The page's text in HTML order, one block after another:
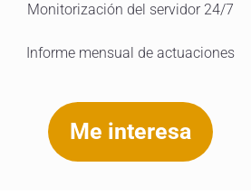
Monitorización del servidor 24/7
Informe mensual de actuaciones
Me interesa